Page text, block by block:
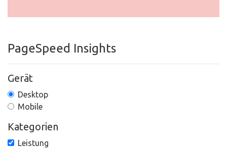
PageSpeed Insights
Gerät
Desktop
Mobile
Kategorien
Leistung